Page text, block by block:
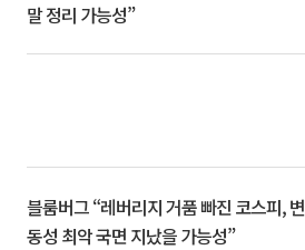
말 정리 가능성”
블룸버그 “레버리지 거품 빠진 코스피, 변
동성 최악 국면 지났을 가능성”